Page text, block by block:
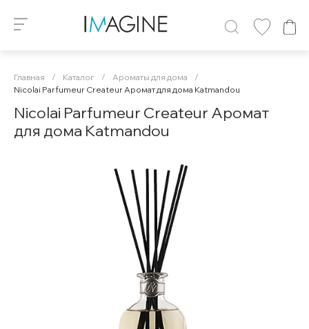
Главная / Каталог / Ароматы для дома
/
Nicolai Parfumeur Createur Аромат для дома Katmandou
Nicolai Parfumeur Createur Аромат
для дома Katmandou